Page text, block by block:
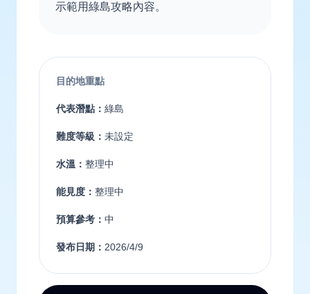
示範用綠島攻略內容。
目的地重點
代表潛點： 綠島
難度等級： 未設定
水溫： 整理中
能見度： 整理中
預算參考： 中
發布日期： 2026/4/9